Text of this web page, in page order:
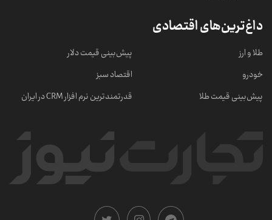
داغ‌ترین‌های اقتصادی
طلا و ارز
خودرو
پیش‌بینی قیمت طلا
پیش‌بینی قیمت دلار
اقتصاد سبز
قدرتمندترین نرم‌ افزار CRM در ایران